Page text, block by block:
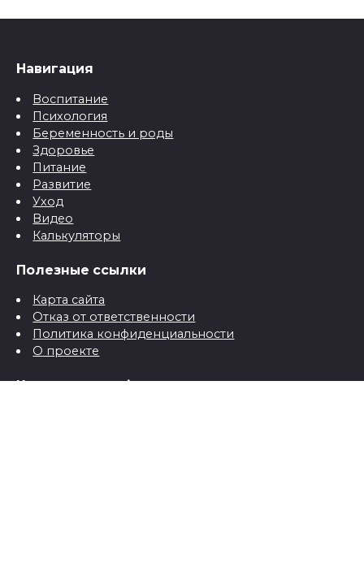
Навигация
Воспитание
Психология
Беременность и роды
Здоровье
Питание
Развитие
Уход
Видео
Калькуляторы
Полезные ссылки
Карта сайта
Отказ от ответственности
Политика конфиденциальности
О проекте
Контактная информация